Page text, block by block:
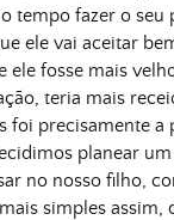
tempo fazer o seu
ele vai aceitar
ele fosse mais
teria mais
foi precisamente a
planear
no nosso filho,
simples assim,